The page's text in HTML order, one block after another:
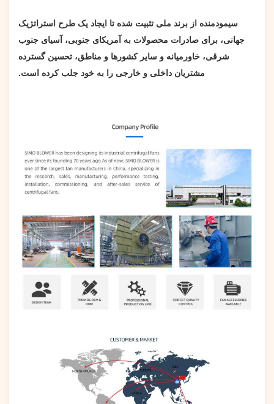
سیمودمنده از برند ملی تثبیت شده تا ایجاد یک طرح استراتژیک
جهانی، برای صادرات محصولات به آمریکای جنوبی، آسیای جنوب
شرقی، خاورمیانه و سایر کشورها و مناطق، تحسین گسترده
مشتریان داخلی و خارجی را به خود جلب کرده است.